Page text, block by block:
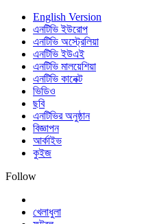
English Version
এনটিভি ইউরোপ
এনটিভি অস্ট্রেলিয়া
এনটিভি ইউএই
এনটিভি মালয়েশিয়া
এনটিভি কানেক্ট
ভিডিও
ছবি
এনটিভির অনুষ্ঠান
বিজ্ঞাপন
আর্কাইভ
কুইজ
Follow
খেলাধুলা